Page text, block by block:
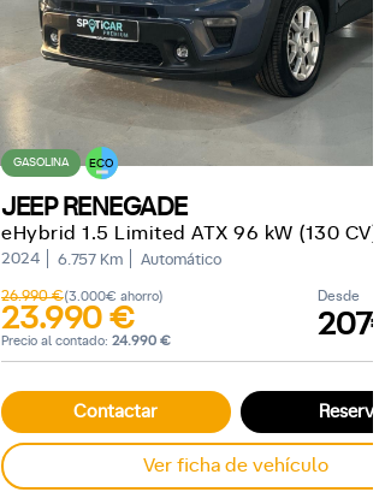
GASOLINA ECO
JEEP RENEGADE
eHybrid 1.5 Limited ATX 96 kW (130 CV)
2024 6.757 Km Automático
26.990 €(3.000€ ahorro)
23.990 €
Precio al contado: 24.990 €
Desde
Contactar Reservar
Ver ficha de vehículo